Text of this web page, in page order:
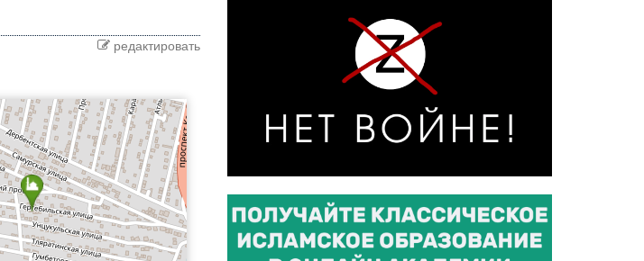
редактировать